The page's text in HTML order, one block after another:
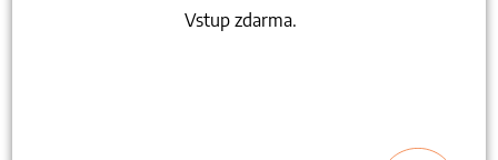
Vstup zdarma.